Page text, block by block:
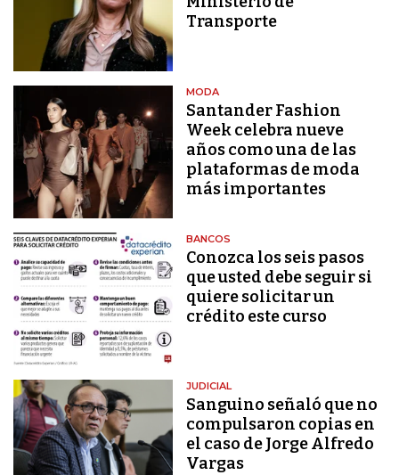
Transporte
MODA
Santander Fashion
Week celebra nueve
años como una de las
plataformas de moda
más importantes
BANCOS
Conozca los seis pasos
que usted debe seguir si
quiere solicitar un
crédito este curso
JUDICIAL
Sanguino señaló que no
compulsaron copias en
el caso de Jorge Alfredo
Vargas